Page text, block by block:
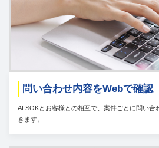
問い合わせ内容をWebで確認
ALSOKとお客様との相互で、案件ごとに問い合
きます。